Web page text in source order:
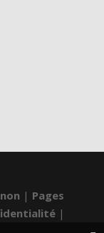
| Pages
|